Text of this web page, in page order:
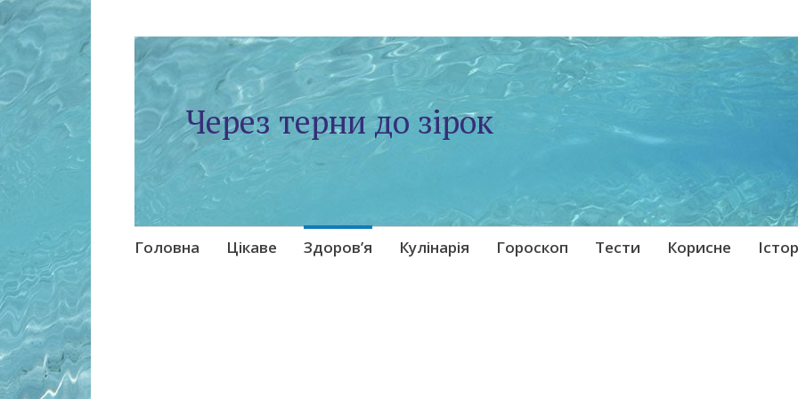
Через терни до зірок
Skip
Головна Цікаве Здоров’я Кулінарія Гороскоп Тести Корисне